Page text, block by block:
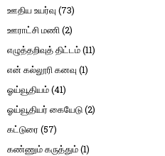
ஊதிய உயர்வு (73)
ஊராட்சி மணி (2)
எழுத்தறிவுத் திட்டம்(11)
என் கல்லூரி கனவு (1)
ஓய்வூதியம்(41)
ஓய்வூதியர் கையேடு(2)
கட்டுரை (57)
கண்ணும் கருத்தும்(1)